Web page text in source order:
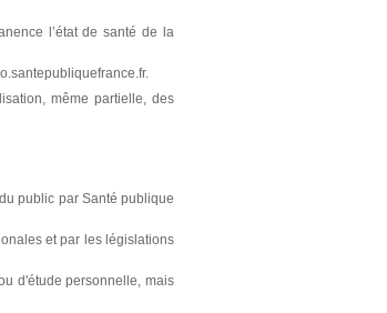
l’état de santé de la
même partielle, des
public par Santé publique
et par les législations
d'étude personnelle, mais